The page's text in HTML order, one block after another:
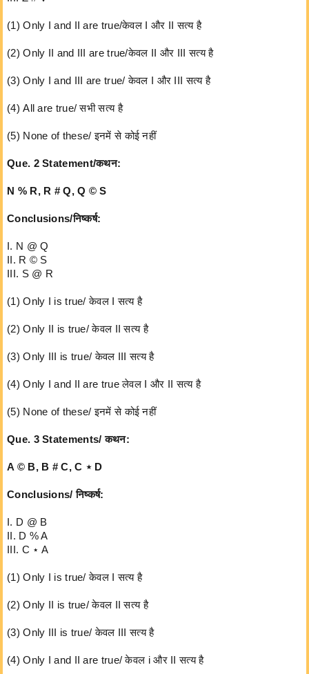
(1) Only I and II are true/केवल I और II सत्य है
(2) Only II and III are true/केवल II और III सत्य है
(3) Only I and III are true/ केवल I और III सत्य है
(4) All are true/ सभी सत्य है
(5) None of these/ इनमें से कोई नहीं
Que. 2 Statement/कथन:
N % R, R # Q, Q © S
Conclusions/निष्कर्ष:
I. N @ Q
II. R © S
III. S @ R
(1) Only I is true/ केवल I सत्य है
(2) Only II is true/ केवल II सत्य है
(3) Only III is true/ केवल III सत्य है
(4) Only I and II are true लेवल I और II सत्य है
(5) None of these/ इनमें से कोई नहीं
Que. 3 Statements/ कथन:
A © B, B # C, C ⋆ D
Conclusions/ निष्कर्ष:
I. D @ B
II. D % A
III. C ⋆ A
(1) Only I is true/ केवल I सत्य है
(2) Only II is true/ केवल II सत्य है
(3) Only III is true/ केवल III सत्य है
(4) Only I and II are true/ केवल i और II सत्य है